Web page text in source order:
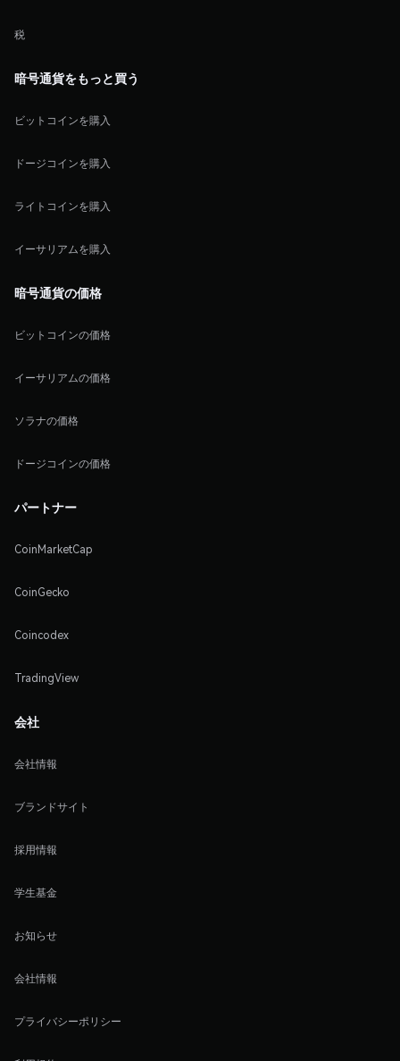
税
暗号通貨をもっと買う
ビットコインを購入
ドージコインを購入
ライトコインを購入
イーサリアムを購入
暗号通貨の価格
ビットコインの価格
イーサリアムの価格
ソラナの価格
ドージコインの価格
パートナー
CoinMarketCap
CoinGecko
Coincodex
TradingView
会社
会社情報
ブランドサイト
採用情報
学生基金
お知らせ
会社情報
プライバシーポリシー